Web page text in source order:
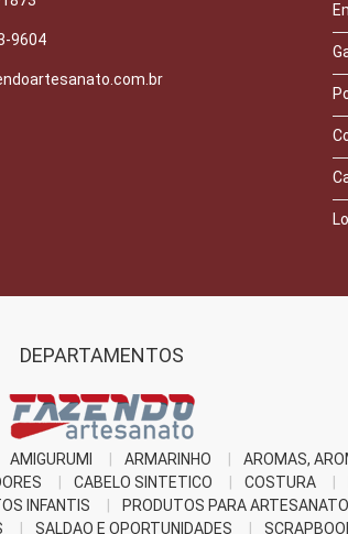
9604
DEPARTAMENTOS
AMIGURUMI ARMARINHO AROMAS,
CABELO SINTETICO COSTURA
INFANTIS PRODUTOS PARA ARTESANATO
SALDAO E OPORTUNIDADES